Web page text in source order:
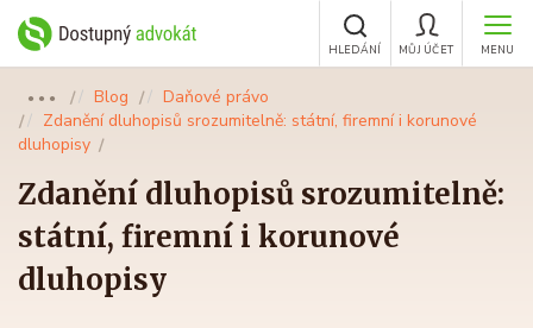
MENU
MŮJ ÚČET
HLEDÁNÍ
●●● Blog
Daňové právo
Zdanění dluhopisů srozumitelně: státní, firemní i korunové
dluhopisy
Zdanění dluhopisů srozumitelně:
státní, firemní i korunové
dluhopisy